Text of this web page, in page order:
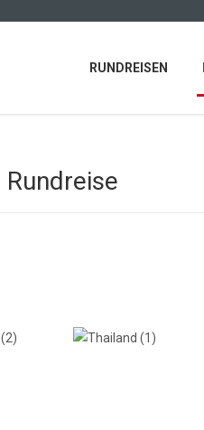
RUNDREISEN